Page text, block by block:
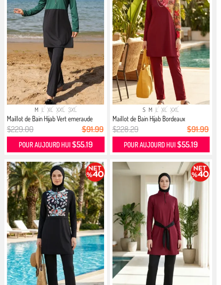
M L XL XXL 3XL
Maillot de Bain Hijab Vert emeraude
$229.00 $91.99
POUR AUJOURD HUI $55.19
S M L XL XXL
Maillot de Bain Hijab Bordeaux
$228.29 $91.99
POUR AUJOURD HUI$55.19